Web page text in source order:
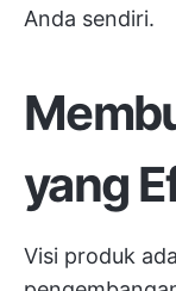
Anda sendiri.
yang
Visi produk